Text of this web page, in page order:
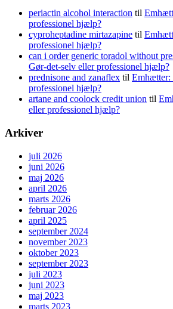
periactin alcohol interaction til
professionel hjælp?
cyproheptadine mirtazapine til
professionel hjælp?
can i order generic toradol without
Gør-det-selv eller professionel hjælp?
prednisone and zanaflex til Emhætter:
professionel hjælp?
artane and coolock credit union til
eller professionel hjælp?
Arkiver
juli 2026
juni 2026
maj 2026
april 2026
marts 2026
februar 2026
april 2025
september 2024
november 2023
oktober 2023
september 2023
juli 2023
juni 2023
maj 2023
marts 2023